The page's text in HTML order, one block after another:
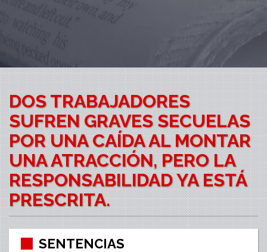
DOS TRABAJADORES
SUFREN GRAVES SECUELAS
POR UNA CAÍDA AL MONTAR
UNA ATRACCIÓN, PERO LA
RESPONSABILIDAD YA ESTÁ
PRESCRITA.
SENTENCIAS